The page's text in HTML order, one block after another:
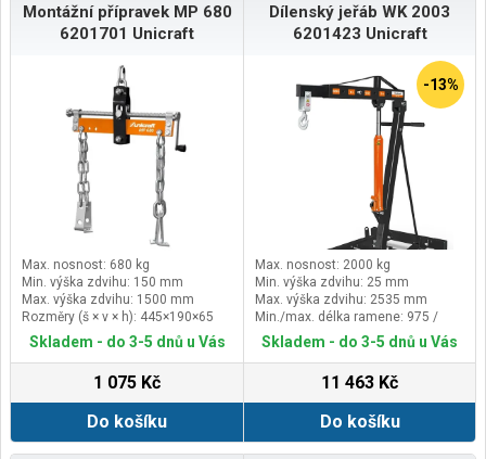
Montážní přípravek MP 680
6201701 Unicraft
Max. nosnost: 680 kg
Min. výška zdvihu: 150 mm
Max. výška zdvihu: 1500 mm
Rozměry (š × v × h): 445×190×65
mm
Skladem - do 3-5 dnů u Vás
1 075 Kč
Do košíku
Dílenský jeřáb WK 2003
6201423 Unicraft
-13%
Max. nosnost: 2000 kg
Min. výška zdvihu: 25 mm
Max. výška zdvihu: 2535 mm
Min./max. délka ramene: 975 /
1515 mm
Skladem - do 3-5 dnů u Vás
11 463 Kč
Do košíku